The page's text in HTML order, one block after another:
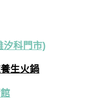
汐科門市)
生火鍋